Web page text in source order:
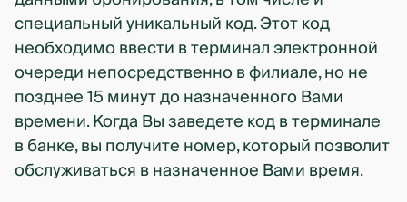
специальный уникальный код. Этот код
необходимо ввести в терминал электронной
очереди непосредственно в филиале, но не
позднее 15 минут до назначенного Вами
времени. Когда Вы заведете код в терминале
в банке, вы получите номер, который позволит
обслуживаться в назначенное Вами время.